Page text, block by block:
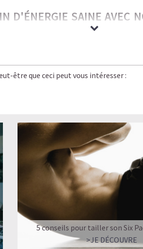
D'ÉNERGIE SAINE AVEC
gourmandes — nos
bien-être.
saveur, énergie stable et légèreté. C’est
CAFÉ-SHOP, SANS LE
être que ceci peut vous intéresser :
5 conseils pour tailler son Six
>JE DÉCOUVRE